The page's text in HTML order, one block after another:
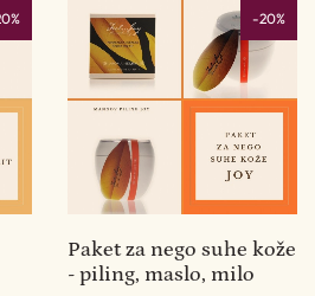
-20%
Paket za nego suhe kože
- piling, maslo, milo